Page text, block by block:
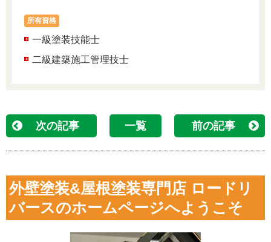
所有資格
一級塗装技能士
二級建築施工管理技士
次の記事 一覧 前の記事
外壁塗装&屋根塗装専門店 ロードリ
バースのホームページへようこそ